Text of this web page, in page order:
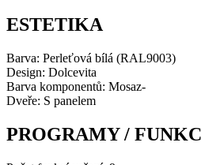
ESTETIKA
Barva: Perleťová bílá (RAL9003)
Design: Dolcevita
Barva komponentů: Mosaz-
Dveře: S panelem
PROGRAMY /